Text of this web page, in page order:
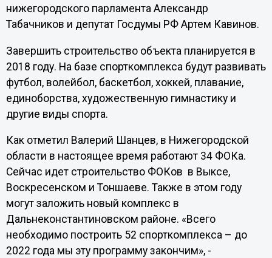
нижегородского парламента Александр
Табачников и депутат Госдумы РФ Артем Кавинов.
Завершить строительство объекта планируется в
2018 году. На базе спорткомплекса будут развивать
футбол, волейбол, баскетбол, хоккей, плавание,
единоборства, художественную гимнастику и
другие виды спорта.
Как отметил Валерий Шанцев, в Нижегородской
области в настоящее время работают 34 ФОКа.
Сейчас идет строительство ФОКов в Выксе,
Воскресенском и Тоншаеве. Также в этом году
могут заложить новый комплекс в
Дальнеконстантиновском районе. «Всего
необходимо построить 52 спорткомплекса – до
2022 года мы эту программу закончим», -